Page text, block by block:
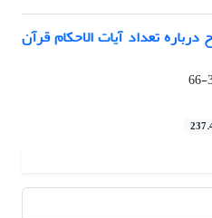
تعداد آیات الاحکام قرآن